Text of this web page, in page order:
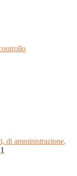
di amministrazione,
1